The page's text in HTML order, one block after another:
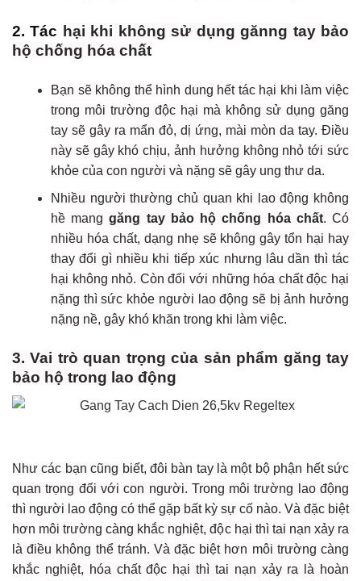
2. Tác hại khi không sử dụng gănng tay bảo
hộ chống hóa chất
Bạn sẽ không thể hình dung hết tác hại khi làm việc
trong môi trường độc hại mà không sử dụng găng
tay sẽ gây ra mẩn đỏ, dị ứng, mài mòn da tay. Điều
này sẽ gây khó chịu, ảnh hưởng không nhỏ tới sức
khỏe của con người và nặng sẽ gây ung thư da.
Nhiều người thường chủ quan khi lao động không
hề manggăng tay bảo hộ chống hóa chất. Có
nhiều hóa chất, dạng nhẹ sẽ không gây tổn hại hay
thay đổi gì nhiều khi tiếp xúc nhưng lâu dần thì tác
hại không nhỏ. Còn đối với những hóa chất độc hại
nặng thì sức khỏe người lao động sẽ bị ảnh hưởng
nặng nề, gây khó khăn trong khi làm việc.
3. Vai trò quan trọng của sản phẩm găng tay
bảo hộ trong lao động
Như các bạn cũng biết, đôi bàn tay là một bộ phận hết sức
quan trọng đối với con người. Trong môi trường lao động
thì người lao động có thể gặp bất kỳ sự cố nào. Và đặc biệt
hơn môi trường càng khắc nghiệt, độc hại thì tai nạn xảy ra
là điều không thể tránh. Và đặc biệt hơn môi trường càng
khắc nghiệt, hóa chất độc hại thì tai nạn xảy ra là hoàn